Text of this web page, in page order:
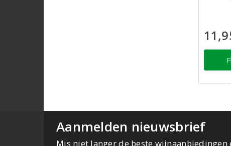
Aanmelden nieuwsbrief
Mis niet langer de beste